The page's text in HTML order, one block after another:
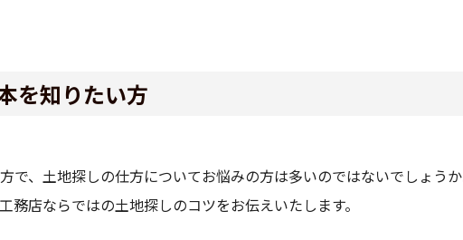
を知りたい方
で、土地探しの仕方についてお悩みの方は多いのではないでしょうか
務店ならではの土地探しのコツをお伝えいたします。